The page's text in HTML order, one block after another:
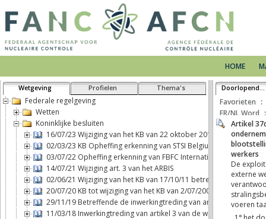
HOME
Wetgeving Profielen Thema's
Federale regelgeving
Wetten
Koninklijke besluiten
16/07/23 Wijziging van het KB van 22 oktober 2017 betreffende
02/03/23 KB Opheffing erkenning van STSI Belgium als
03/07/22 Opheffing erkenning van FBFC International als
14/07/21 Wijziging art. 3 van het ARBIS
02/06/21 Wijziging van het KB van 17/10/11 betreffende fysieke
20/07/20 KB tot wijziging van het KB van 2/07/2001 BSS
29/11/19 Betreffende de inwerkingtreding van artikel 2, b), van
11/03/18 Inwerkingtreding van artikel 3 van de wet van 7 mei
Doorlopende tekst
Favorieten
FR/NL Word